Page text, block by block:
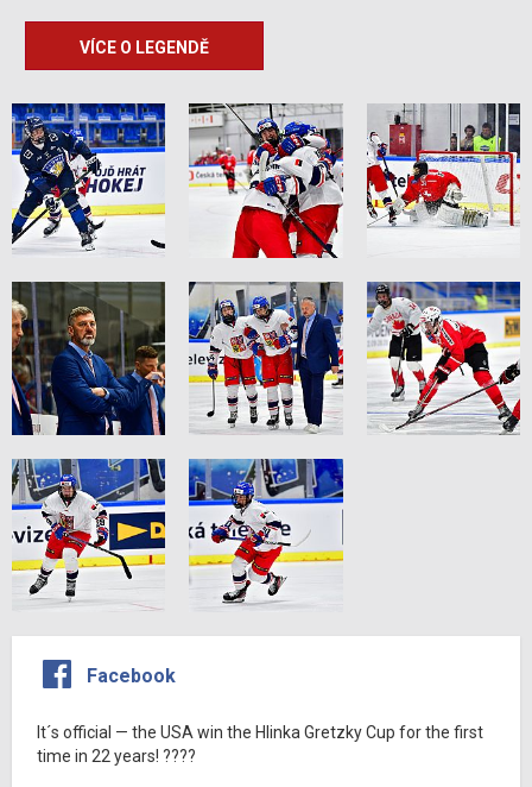
VÍCE O LEGENDĚ
Facebook
It´s official — the USA win the Hlinka Gretzky Cup for the first
time in 22 years! ????